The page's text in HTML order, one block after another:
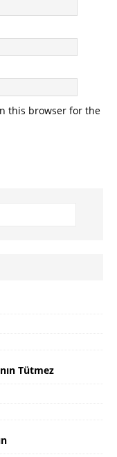
this browser for the
Tütmez